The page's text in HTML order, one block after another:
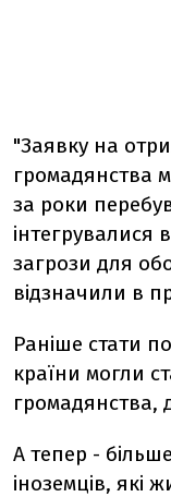
"Заявку на
громадянства
за роки
інтегрувалися
загрози для
відзначили в
Раніше стати
країни могли
громадянства,
А тепер -
іноземців, які